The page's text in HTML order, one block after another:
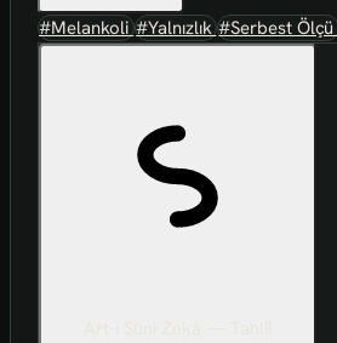
#Melankoli#Yalnızlık#Serbest